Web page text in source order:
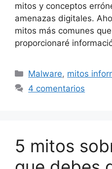
mitos y conceptos
amenazas digitales.
mitos más comunes
proporcionaré
Categorías
Malware, mitos
4 comentarios
5 mitos